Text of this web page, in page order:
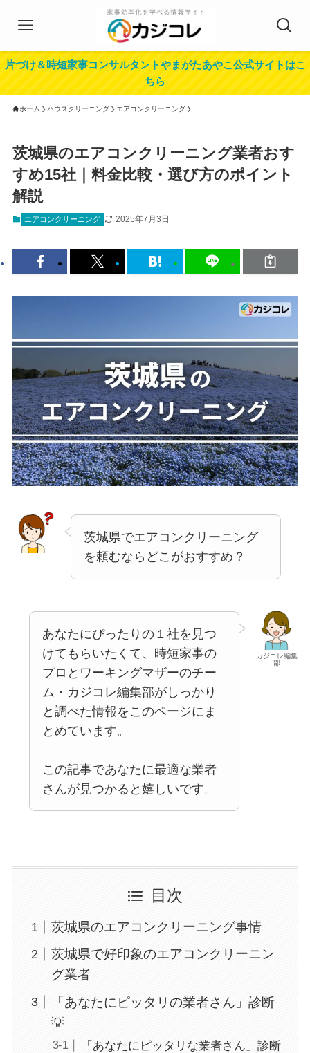
片づけ＆時短家事コンサルタントやまがたあやこ公式サイトはこ
ちら
ホーム ハウスクリーニング エアコンクリーニング
茨城県のエアコンクリーニング業者おす
すめ15社｜料金比較・選び方のポイント
解説
エアコンクリーニング 2025年7月3日
茨城県でエアコンクリーニング
を頼むならどこがおすすめ？
カジコレ編集
部
あなたにぴったりの１社を見つ
けてもらいたくて、時短家事の
プロとワーキングマザーのチー
ム・カジコレ編集部がしっかり
と調べた情報をこのページにま
とめています。
この記事であなたに最適な業者
さんが見つかると嬉しいです。
目次
茨城県のエアコンクリーニング事情
茨城県で好印象のエアコンクリーニン
グ業者
「あなたにピッタリの業者さん」診断
💡
「あなたにピッタリな業者さん」診断